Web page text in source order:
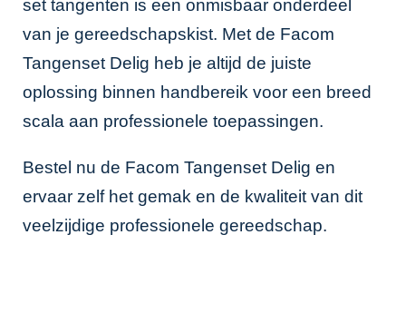
set tangenten is een onmisbaar onderdeel
van je gereedschapskist. Met de Facom
Tangenset Delig heb je altijd de juiste
oplossing binnen handbereik voor een breed
scala aan professionele toepassingen.
Bestel nu de Facom Tangenset Delig en
ervaar zelf het gemak en de kwaliteit van dit
veelzijdige professionele gereedschap.